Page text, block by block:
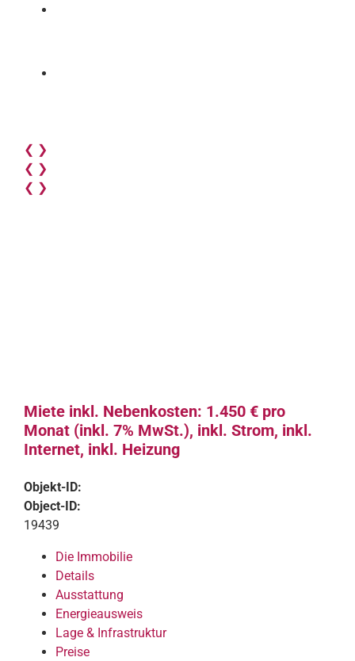
❮ ❯
❮ ❯
❮ ❯
Miete inkl. Nebenkosten: 1.450 € pro
Monat (inkl. 7% MwSt.), inkl. Strom, inkl.
Internet, inkl. Heizung
Objekt-ID:
Object-ID:
19439
Die Immobilie
Details
Ausstattung
Energieausweis
Lage & Infrastruktur
Preise